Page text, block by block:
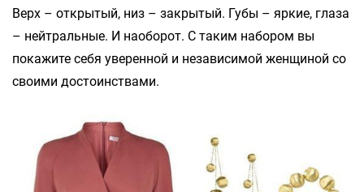
Верх – открытый, низ – закрытый. Губы – яркие, глаза
– нейтральные. И наоборот. С таким набором вы
покажите себя уверенной и независимой женщиной со
своими достоинствами.